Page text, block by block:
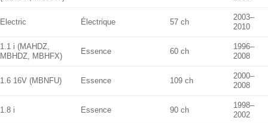
Electric Électrique 57 ch
2003–
2010
1.1 i (MAHDZ,
MBHDZ, MBHFX)
Essence 60 ch
1996–
2008
1.6 16V (MBNFU) Essence 109 ch
2000–
2008
1.8 i Essence 90 ch
1998–
2002